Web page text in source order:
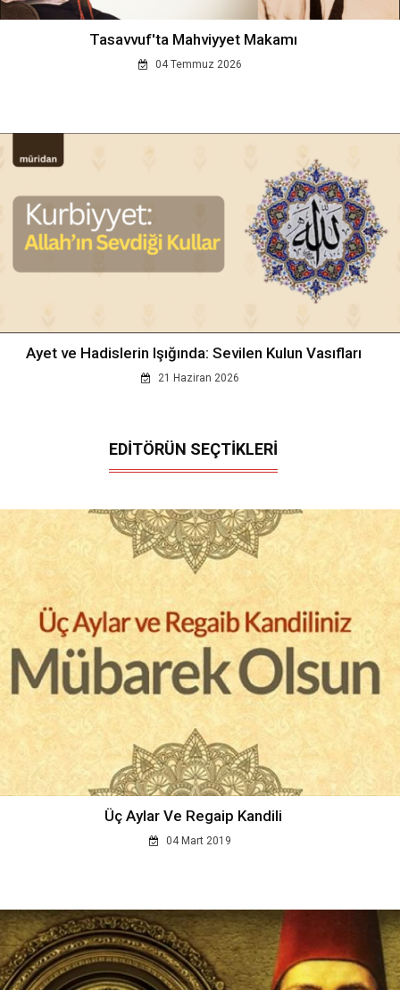
Tasavvuf'ta Mahviyyet Makamı
04 Temmuz 2026
Ayet ve Hadislerin Işığında: Sevilen Kulun Vasıfları
21 Haziran 2026
EDİTÖRÜN SEÇTİKLERİ
Üç Aylar Ve Regaip Kandili
04 Mart 2019